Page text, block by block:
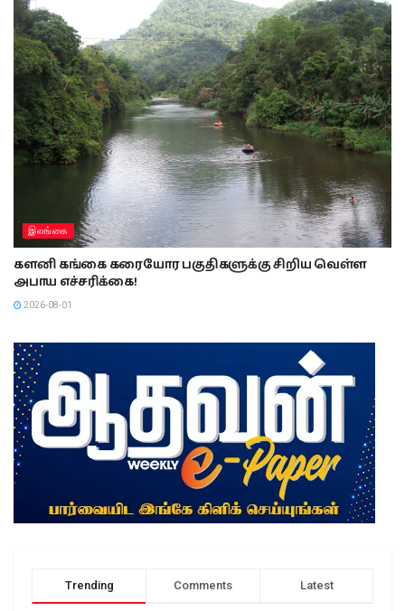
இலங்கை
களனி கங்கை கரையோர பகுதிகளுக்கு சிறிய வெள்ள
அபாய எச்சரிக்கை!
2026-08-01
Trending Comments Latest